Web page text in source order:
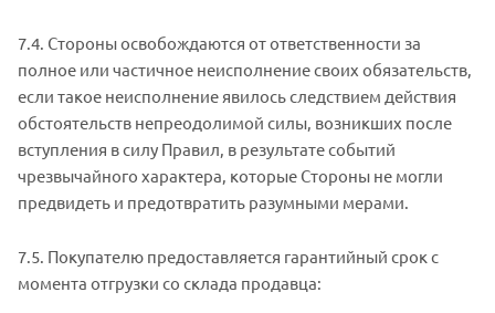
7.4. Стороны освобождаются от ответственности за
полное или частичное неисполнение своих обязательств,
если такое неисполнение явилось следствием действия
обстоятельств непреодолимой силы, возникших после
вступления в силу Правил, в результате событий
чрезвычайного характера, которые Стороны не могли
предвидеть и предотвратить разумными мерами.
7.5. Покупателю предоставляется гарантийный срок с
момента отгрузки со склада продавца: